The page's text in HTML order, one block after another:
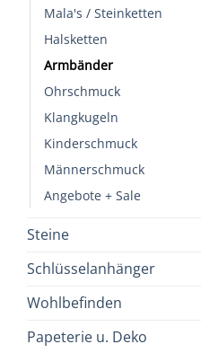
Mala's / Steinketten
Halsketten
Armbänder
Ohrschmuck
Klangkugeln
Kinderschmuck
Männerschmuck
Angebote + Sale
Steine
Schlüsselanhänger
Wohlbefinden
Papeterie u. Deko